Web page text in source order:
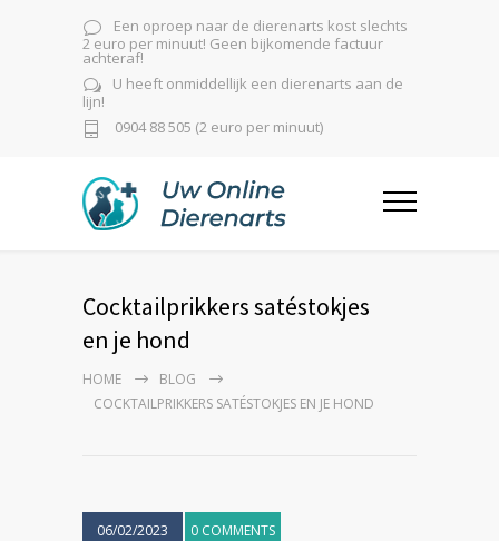
Een oproep naar de dierenarts kost slechts
2 euro per minuut! Geen bijkomende factuur
achteraf!
U heeft onmiddellijk een dierenarts aan de
lijn!
0904 88 505 (2 euro per minuut)
Cocktailprikkers satéstokjes
en je hond
HOME
BLOG
COCKTAILPRIKKERS SATÉSTOKJES EN JE HOND
06/02/2023 0 COMMENTS